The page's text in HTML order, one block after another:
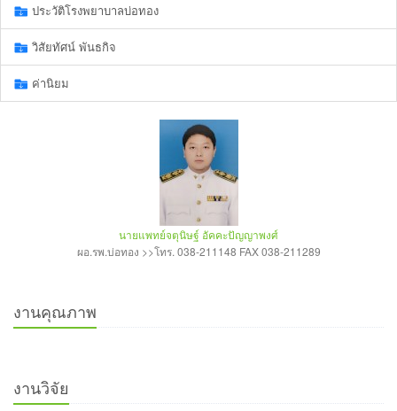
ประวัติโรงพยาบาลบ่อทอง
วิสัยทัศน์ พันธกิจ
ค่านิยม
นายแพทย์จตุนิษฐ์ อัคคะปัญญาพงศ์
ผอ.รพ.บ่อทอง >>โทร. 038-211148 FAX 038-211289
งานคุณภาพ
งานวิจัย